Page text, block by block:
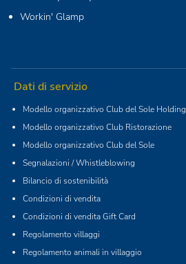
Workin' Glamp
Dati di servizio
Modello organizzativo Club del Sole Holding
Modello organizzativo Club Ristorazione
Modello organizzativo Club del Sole
Segnalazioni / Whistleblowing
Bilancio di sostenibilità
Condizioni di vendita
Condizioni di vendita Gift Card
Regolamento villaggi
Regolamento animali in villaggio